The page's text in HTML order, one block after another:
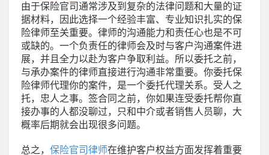
由于保险官司通常涉及到复杂的法律问题和大量的证
据材料，因此选择一个经验丰富、专业知识扎实的保
险律师至关重要。律师的沟通能力和责任心也是不可
或缺的。一个负责任的律师会及时与客户沟通案件进
展，并且全力以赴为客户争取利益。所以委托之前，
与承办案件的律师直接进行沟通非常重要。你委托保
险律师代理你的案件，是一个委托代理关系。受人之
托，忠人之事。签合同之前，你如果连受委托帮你直
接办事的人都没聊过，只和中介或者销售人员聊，大
概率后期就会出现很多问题。
总之， 保险官司律师在维护客户权益方面发挥着重要